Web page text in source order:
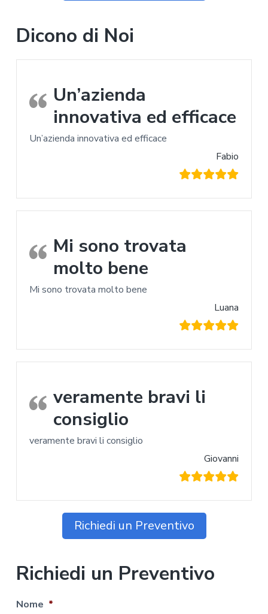
Dicono di Noi
Un’azienda
innovativa ed efficace
Un’azienda innovativa ed efficace
Fabio
Mi sono trovata
molto bene
Mi sono trovata molto bene
Luana
veramente bravi li
consiglio
veramente bravi li consiglio
Giovanni
Richiedi un Preventivo
Richiedi un Preventivo
Nome *